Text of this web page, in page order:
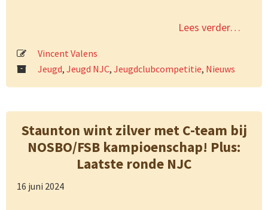
Lees verder…
Vincent Valens
Jeugd, Jeugd NJC, Jeugdclubcompetitie, Nieuws
Staunton wint zilver met C-team bij
NOSBO/FSB kampioenschap! Plus:
Laatste ronde NJC
16 juni 2024